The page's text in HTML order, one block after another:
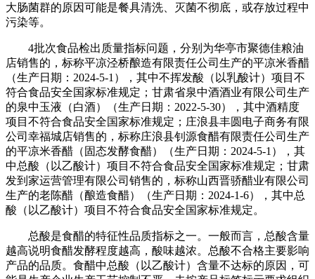
大肠菌群的原因可能是餐具清洗、灭菌不彻底，或存放过程中
污染等。
4批次食品检出质量指标问题，分别为华亭市聚德佳粮油
店销售的，标称平凉泾桥酿造有限责任公司生产的平凉米香醋
（生产日期：2024-5-1），其中不挥发酸（以乳酸计）项目不
符合食品安全国家标准规定；甘肃省泉中酒酒业有限公司生产
的泉中玉液（白酒）（生产日期：2022-5-30），其中酒精度
项目不符合食品安全国家标准规定；庄浪县丰圆电子商务有限
公司幸福城店销售的，标称庄浪县钊源食醋有限责任公司生产
的平凉米香醋（固态发酵食醋）（生产日期：2024-5-1），其
中总酸（以乙酸计）项目不符合食品安全国家标准规定；甘肃
发到家运营管理有限公司销售的，标称山西晋骄醋业有限公司
生产的老陈醋（酿造食醋）（生产日期：2024-1-6），其中总
酸（以乙酸计）项目不符合食品安全国家标准规定。
总酸是食醋的特征性品质指标之一。一般而言，总酸含量
越高说明食醋发酵程度越高，酸味越浓。总酸不合格主要影响
产品的品质。食醋中总酸（以乙酸计）含量不达标的原因，可